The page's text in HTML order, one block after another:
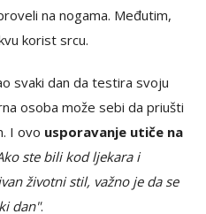
na nogama. Međutim,
korist srcu.
svaki dan da testira svoju
osoba može sebi da priušti
I ovo usporavanje utiče na
ste bili kod ljekara i
životni stil, važno je da se
dan".